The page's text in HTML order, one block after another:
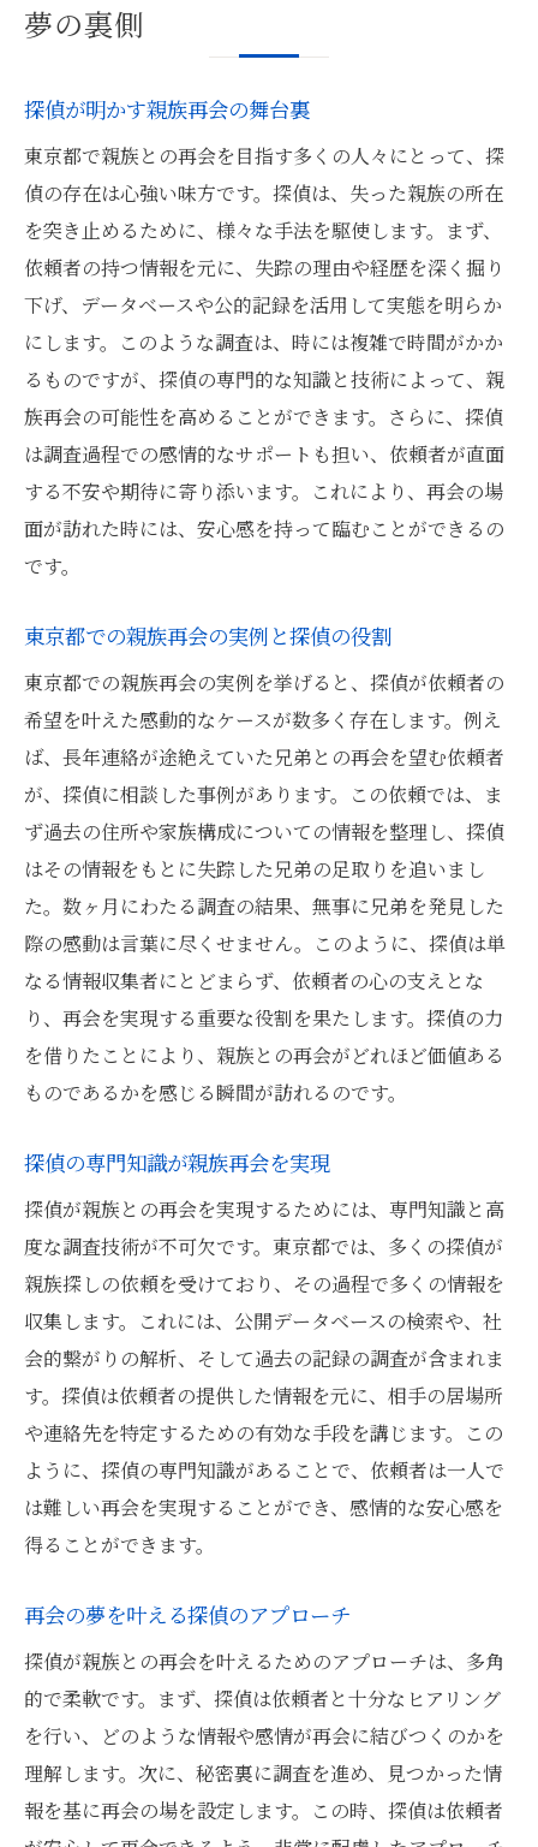
夢の裏側
探偵が明かす親族再会の舞台裏
東京都で親族との再会を目指す多くの人々にとって、探
偵の存在は心強い味方です。探偵は、失った親族の所在
を突き止めるために、様々な手法を駆使します。まず、
依頼者の持つ情報を元に、失踪の理由や経歴を深く掘り
下げ、データベースや公的記録を活用して実態を明らか
にします。このような調査は、時には複雑で時間がかか
るものですが、探偵の専門的な知識と技術によって、親
族再会の可能性を高めることができます。さらに、探偵
は調査過程での感情的なサポートも担い、依頼者が直面
する不安や期待に寄り添います。これにより、再会の場
面が訪れた時には、安心感を持って臨むことができるの
です。
東京都での親族再会の実例と探偵の役割
東京都での親族再会の実例を挙げると、探偵が依頼者の
希望を叶えた感動的なケースが数多く存在します。例え
ば、長年連絡が途絶えていた兄弟との再会を望む依頼者
が、探偵に相談した事例があります。この依頼では、ま
ず過去の住所や家族構成についての情報を整理し、探偵
はその情報をもとに失踪した兄弟の足取りを追いまし
た。数ヶ月にわたる調査の結果、無事に兄弟を発見した
際の感動は言葉に尽くせません。このように、探偵は単
なる情報収集者にとどまらず、依頼者の心の支えとな
り、再会を実現する重要な役割を果たします。探偵の力
を借りたことにより、親族との再会がどれほど価値ある
ものであるかを感じる瞬間が訪れるのです。
探偵の専門知識が親族再会を実現
探偵が親族との再会を実現するためには、専門知識と高
度な調査技術が不可欠です。東京都では、多くの探偵が
親族探しの依頼を受けており、その過程で多くの情報を
収集します。これには、公開データベースの検索や、社
会的繋がりの解析、そして過去の記録の調査が含まれま
す。探偵は依頼者の提供した情報を元に、相手の居場所
や連絡先を特定するための有効な手段を講じます。この
ように、探偵の専門知識があることで、依頼者は一人で
は難しい再会を実現することができ、感情的な安心感を
得ることができます。
再会の夢を叶える探偵のアプローチ
探偵が親族との再会を叶えるためのアプローチは、多角
的で柔軟です。まず、探偵は依頼者と十分なヒアリング
を行い、どのような情報や感情が再会に結びつくのかを
理解します。次に、秘密裏に調査を進め、見つかった情
報を基に再会の場を設定します。この時、探偵は依頼者